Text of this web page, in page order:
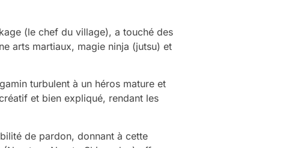
(le chef du village), a touché des
arts martiaux, magie ninja (jutsu) et
turbulent à un héros mature et
et bien expliqué, rendant les
de pardon, donnant à cette